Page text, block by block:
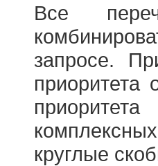
Все
запросе.
приоритета
круглые